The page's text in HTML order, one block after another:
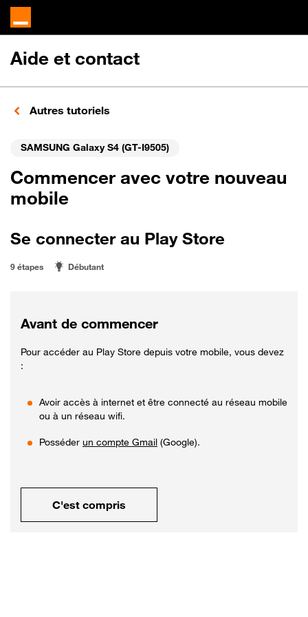
Aide et contact
Autres tutoriels
SAMSUNG Galaxy S4 (GT-I9505)
Commencer avec votre nouveau
mobile
Se connecter au Play Store
9 étapes Débutant
Avant de commencer
Pour accéder au Play Store depuis votre mobile, vous devez
:
Avoir accès à internet et être connecté au réseau mobile
ou à un réseau wifi.
Posséder un compte Gmail (Google).
C'est compris